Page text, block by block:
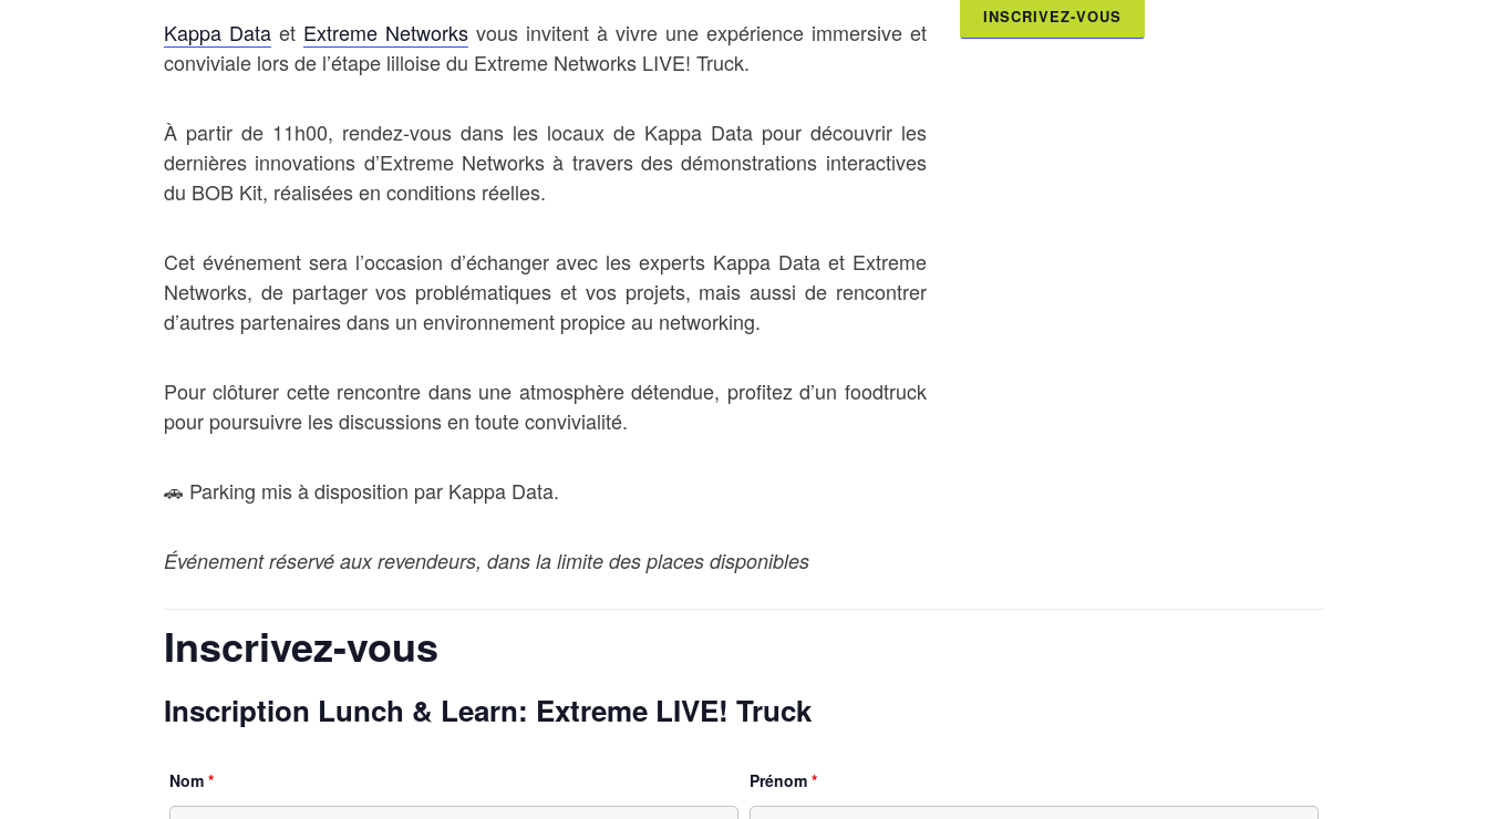
Kappa Dataet Extreme Networksvous invitent à vivre une expérience immersive et
conviviale lors de l’étape lilloise du Extreme Networks LIVE! Truck.
À partir de 11h00, rendez-vous dans les locaux de Kappa Data pour découvrir les
dernières innovations d’Extreme Networks à travers des démonstrations interactives
du BOB Kit, réalisées en conditions réelles.
Cet événement sera l’occasion d’échanger avec les experts Kappa Data et Extreme
Networks, de partager vos problématiques et vos projets, mais aussi de rencontrer
d’autres partenaires dans un environnement propice au networking.
Pour clôturer cette rencontre dans une atmosphère détendue, profitez d’un foodtruck
pour poursuivre les discussions en toute convivialité.
🚗 Parking mis à disposition par Kappa Data.
Événement réservé aux revendeurs, dans la limite des places disponibles
INSCRIVEZ-VOUS
Inscrivez-vous
Inscription Lunch & Learn: Extreme LIVE! Truck
Nom * Prénom *